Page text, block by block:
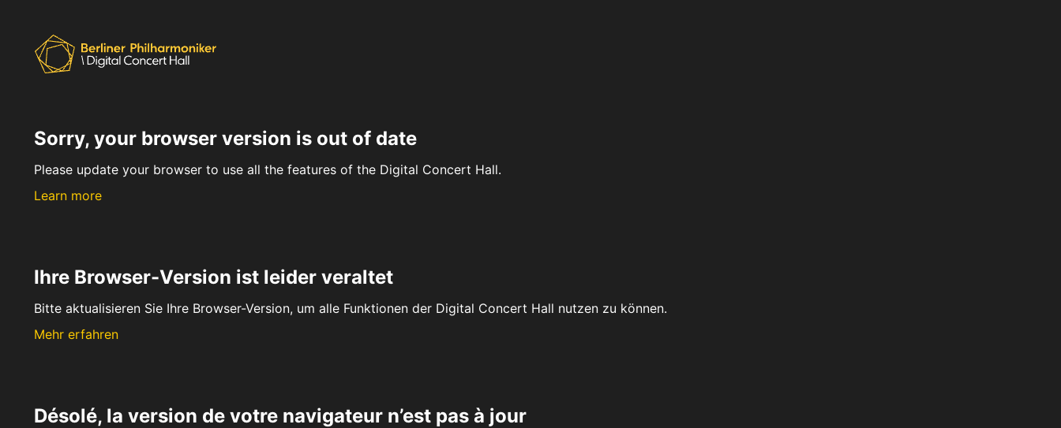
Sorry, your browser version is out of date
Please update your browser to use all the features of the Digital Concert Hall.
Learn more
Ihre Browser-Version ist leider veraltet
Bitte aktualisieren Sie Ihre Browser-Version, um alle Funktionen der Digital Concert Hall nutzen zu können.
Mehr erfahren
Désolé, la version de votre navigateur n’est pas à jour